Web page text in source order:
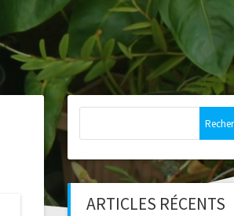
ARTICLES RÉCENTS